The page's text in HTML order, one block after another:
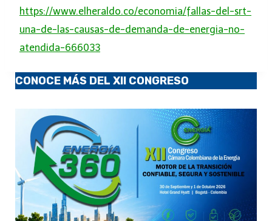
https://www.elheraldo.co/economia/fallas-del-srt-
una-de-las-causas-de-demanda-de-energia-no-
atendida-666033
CONOCE MÁS DEL XII CONGRESO